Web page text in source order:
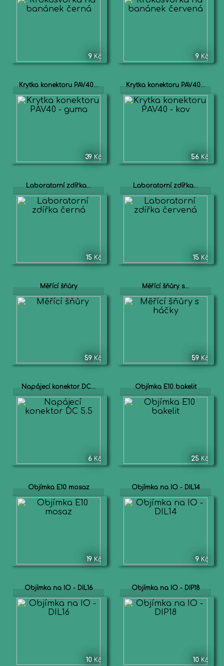
9 Kč 9 Kč
Krytka konektoru PAV40...
39 Kč
Krytka konektoru PAV40...
56 Kč
Laboratorní zdířka...
15 Kč
Laboratorní zdířka...
15 Kč
Měřící šňůry
59 Kč
Měřící šňůry s...
59 Kč
Napájecí konektor DC...
6 Kč
Objímka E10 bakelit
25 Kč
Objímka E10 mosaz
19 Kč
Objímka na IO - DIL14
9 Kč
Objímka na IO - DIL16
10 Kč
Objímka na IO - DIP18
10 Kč